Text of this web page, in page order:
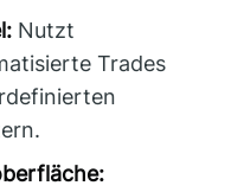
Nutzt
Trades